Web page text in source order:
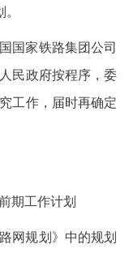
国家铁路集团公司
民政府按程序，委
工作，届时再确定
期工作计划
网规划》中的规划